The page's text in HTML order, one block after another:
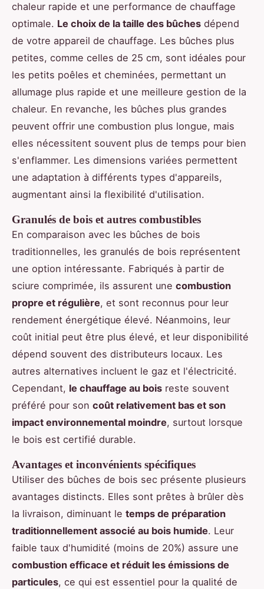
chaleur rapide et une performance de chauffage
optimale. Le choix de la taille des bûches dépend
de votre appareil de chauffage. Les bûches plus
petites, comme celles de 25 cm, sont idéales pour
les petits poêles et cheminées, permettant un
allumage plus rapide et une meilleure gestion de la
chaleur. En revanche, les bûches plus grandes
peuvent offrir une combustion plus longue, mais
elles nécessitent souvent plus de temps pour bien
s'enflammer. Les dimensions variées permettent
une adaptation à différents types d'appareils,
augmentant ainsi la flexibilité d'utilisation.
Granulés de bois et autres combustibles
En comparaison avec les bûches de bois
traditionnelles, les granulés de bois représentent
une option intéressante. Fabriqués à partir de
sciure comprimée, ils assurent une combustion
propre et régulière, et sont reconnus pour leur
rendement énergétique élevé. Néanmoins, leur
coût initial peut être plus élevé, et leur disponibilité
dépend souvent des distributeurs locaux. Les
autres alternatives incluent le gaz et l'électricité.
Cependant, le chauffage au bois reste souvent
préféré pour son coût relativement bas et son
impact environnemental moindre, surtout lorsque
le bois est certifié durable.
Avantages et inconvénients spécifiques
Utiliser des bûches de bois sec présente plusieurs
avantages distincts. Elles sont prêtes à brûler dès
la livraison, diminuant le temps de préparation
traditionnellement associé au bois humide. Leur
faible taux d'humidité (moins de 20%) assure une
combustion efficace et réduit les émissions de
particules, ce qui est essentiel pour la qualité de